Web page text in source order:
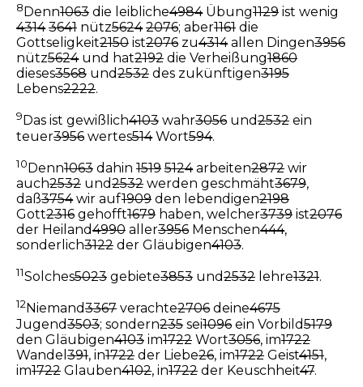
8 Denn1063 die leibliche4984Übung1129 ist wenig
4314 3641 nütz5624 2076; aber1161 die
Gottseligkeit2150 ist2076 zu4314allen Dingen3956
nütz5624und hat2192 die Verheißung1860
dieses3568 und2532 des zukünftigen3195
Lebens2222.
9 Das ist gewißlich4103 wahr3056 und2532 ein
teuer3956 wertes514Wort594.
10Denn1063 dahin 1519 5124arbeiten2872 wir
auch2532 und2532 werden geschmäht3679,
daß3754wir auf1909 den lebendigen2198
Gott2316 gehofft1679 haben, welcher3739 ist2076
der Heiland4990 aller3956 Menschen444,
sonderlich3122 der Gläubigen4103.
11Solches5023 gebiete3853 und2532 lehre1321.
12Niemand3367 verachte2706 deine4675
Jugend3503; sondern235 sei1096 ein Vorbild5179
den Gläubigen4103 im1722 Wort3056, im1722
Wandel 391, in1722 der Liebe26, im1722 Geist4151,
im1722 Glauben4102, in1722 der Keuschheit47.